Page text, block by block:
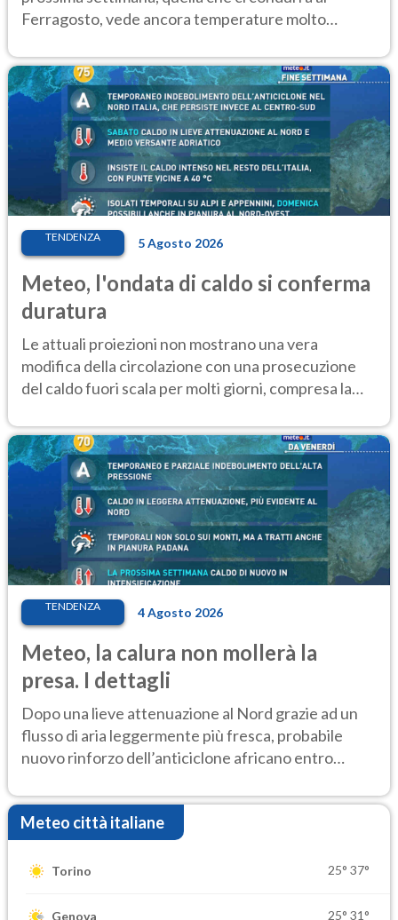
Ferragosto, vede ancora temperature molto
TENDENZA 5 Agosto 2026
Meteo, l'ondata di caldo si conferma
duratura
Le attuali proiezioni non mostrano una vera
modifica della circolazione con una prosecuzione
del caldo fuori scala per molti giorni, compresa la
TENDENZA 4 Agosto 2026
Meteo, la calura non mollerà la
presa. I dettagli
Dopo una lieve attenuazione al Nord grazie ad un
flusso di aria leggermente più fresca, probabile
nuovo rinforzo dell’anticiclone africano entro
Meteo città italiane
Torino 25° 37°
Genova 25° 31°